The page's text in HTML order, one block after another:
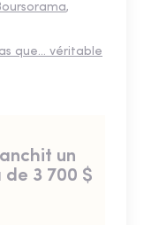
,
que… véritable
un
3 700 $